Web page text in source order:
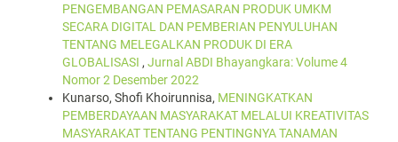
PENGEMBANGAN PEMASARAN PRODUK UMKM
SECARA DIGITAL DAN PEMBERIAN PENYULUHAN
TENTANG MELEGALKAN PRODUK DI ERA
GLOBALISASI , Jurnal ABDI Bhayangkara: Volume 4
Nomor 2 Desember 2022
Kunarso, Shofi Khoirunnisa, MENINGKATKAN
PEMBERDAYAAN MASYARAKAT MELALUI KREATIVITAS
MASYARAKAT TENTANG PENTINGNYA TANAMAN